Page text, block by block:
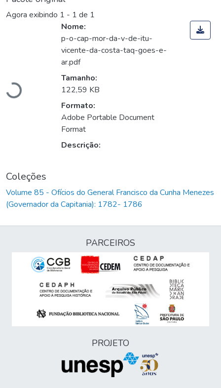
Agora exibindo 1 - 1 de 1
Carregando...
Nome:
p-o-cap-mor-da-v-de-itu-
vicente-da-costa-taq-goes-e-
ar.pdf
Tamanho:
122,59 KB
Formato:
Adobe Portable Document
Format
Descrição:
Coleções
Volume 85 - Ofícios do General Francisco da Cunha Menezes
(Governador da Capitania): 1782- 1786
PARCEIROS
PROJETO